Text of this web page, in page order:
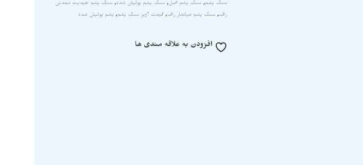
سنگ یشم, سنگ یشم اصل, سنگ یشم پولیش شده, سنگ یشم جیدیت معدنی
راف, سنگ یشم میانمار راف, قیمت آویز سنگ یشم, یشم پولیش شده
افزودن به علاقه مندی ها